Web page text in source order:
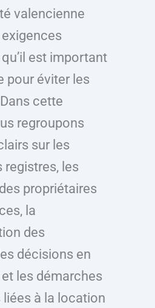
valencienne
est important
pour éviter les
cette
regroupons
sur les
registres, les
propriétaires
la
des
décisions en
les démarches
à la location